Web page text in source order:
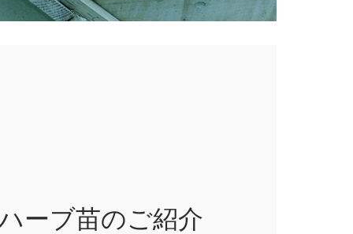
ーブ苗のご紹介